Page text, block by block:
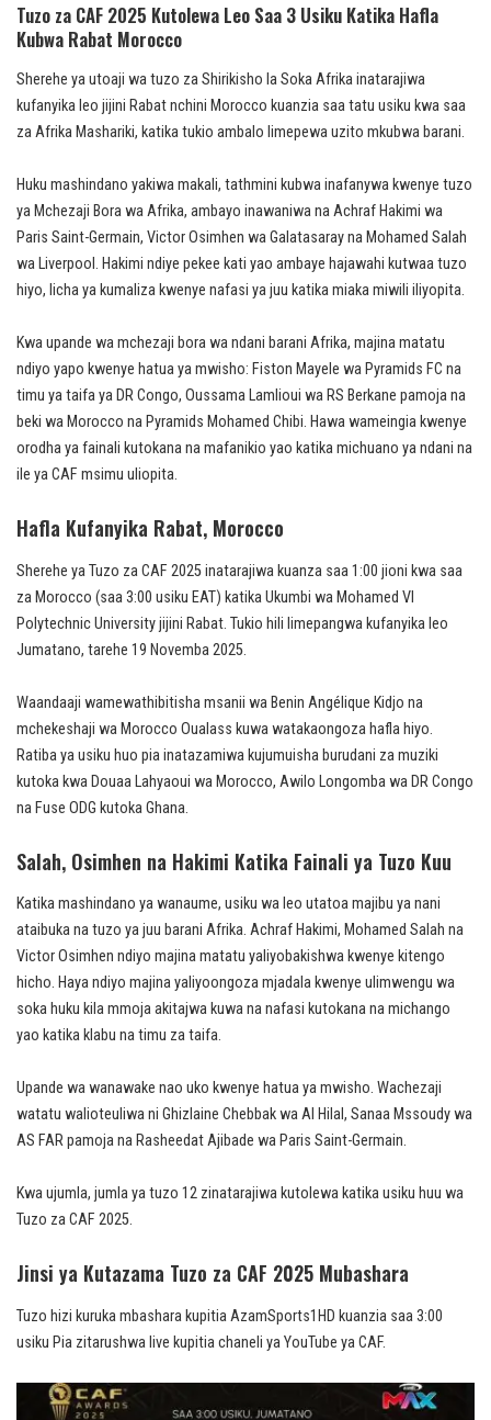
Tuzo za CAF 2025 Kutolewa Leo Saa 3 Usiku Katika Hafla
Kubwa Rabat Morocco
Sherehe ya utoaji wa tuzo za Shirikisho la Soka Afrika inatarajiwa
kufanyika leo jijini Rabat nchini Morocco kuanzia saa tatu usiku kwa saa
za Afrika Mashariki, katika tukio ambalo limepewa uzito mkubwa barani.
Huku mashindano yakiwa makali, tathmini kubwa inafanywa kwenye tuzo
ya Mchezaji Bora wa Afrika, ambayo inawaniwa na Achraf Hakimi wa
Paris Saint-Germain, Victor Osimhen wa Galatasaray na Mohamed Salah
wa Liverpool. Hakimi ndiye pekee kati yao ambaye hajawahi kutwaa tuzo
hiyo, licha ya kumaliza kwenye nafasi ya juu katika miaka miwili iliyopita.
Kwa upande wa mchezaji bora wa ndani barani Afrika, majina matatu
ndiyo yapo kwenye hatua ya mwisho: Fiston Mayele wa Pyramids FC na
timu ya taifa ya DR Congo, Oussama Lamlioui wa RS Berkane pamoja na
beki wa Morocco na Pyramids Mohamed Chibi. Hawa wameingia kwenye
orodha ya fainali kutokana na mafanikio yao katika michuano ya ndani na
ile ya CAF msimu uliopita.
Hafla Kufanyika Rabat, Morocco
Sherehe ya Tuzo za CAF 2025 inatarajiwa kuanza saa 1:00 jioni kwa saa
za Morocco (saa 3:00 usiku EAT) katika Ukumbi wa Mohamed VI
Polytechnic University jijini Rabat. Tukio hili limepangwa kufanyika leo
Jumatano, tarehe 19 Novemba 2025.
Waandaaji wamewathibitisha msanii wa Benin Angélique Kidjo na
mchekeshaji wa Morocco Oualass kuwa watakaongoza hafla hiyo.
Ratiba ya usiku huo pia inatazamiwa kujumuisha burudani za muziki
kutoka kwa Douaa Lahyaoui wa Morocco, Awilo Longomba wa DR Congo
na Fuse ODG kutoka Ghana.
Salah, Osimhen na Hakimi Katika Fainali ya Tuzo Kuu
Katika mashindano ya wanaume, usiku wa leo utatoa majibu ya nani
ataibuka na tuzo ya juu barani Afrika. Achraf Hakimi, Mohamed Salah na
Victor Osimhen ndiyo majina matatu yaliyobakishwa kwenye kitengo
hicho. Haya ndiyo majina yaliyoongoza mjadala kwenye ulimwengu wa
soka huku kila mmoja akitajwa kuwa na nafasi kutokana na michango
yao katika klabu na timu za taifa.
Upande wa wanawake nao uko kwenye hatua ya mwisho. Wachezaji
watatu walioteuliwa ni Ghizlaine Chebbak wa Al Hilal, Sanaa Mssoudy wa
AS FAR pamoja na Rasheedat Ajibade wa Paris Saint-Germain.
Kwa ujumla, jumla ya tuzo 12 zinatarajiwa kutolewa katika usiku huu wa
Tuzo za CAF 2025.
Jinsi ya Kutazama Tuzo za CAF 2025 Mubashara
Tuzo hizi kuruka mbashara kupitia AzamSports1HD kuanzia saa 3:00
usiku Pia zitarushwa live kupitia chaneli ya YouTube ya CAF.